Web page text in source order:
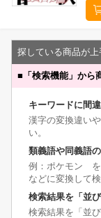
探している商品が上
■ 「検索機能」から
キーワードに間
漢字の変換違い
い。
類義語や同義語
例：ポケモン を
などに変換して
検索結果を「並
検索結果を「並